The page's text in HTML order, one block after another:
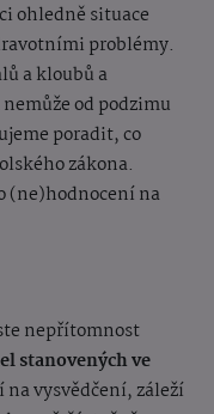
ohledně situace
problémy.
a kloubů a
od podzimu
poradit, co
zákona.
(ne)hodnocení na
nepřítomnost
stanovených ve
na vysvědčení, záleží